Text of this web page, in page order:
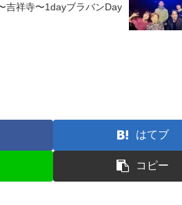
吉祥寺〜1dayブラバンDay
はてブ
コピー